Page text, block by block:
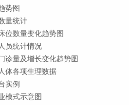
势图
量统计
位数量变化趋势图
员统计情况
诊量及增长变化趋势图
体各项生理数据
实例
模式示意图